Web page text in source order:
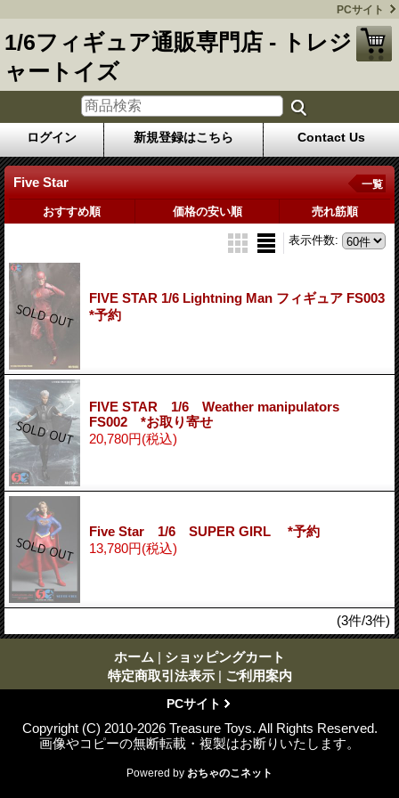
PCサイト
1/6フィギュア通販専門店 - トレジ
ャートイズ
ログイン 新規登録はこちら Contact Us
Five Star 一覧
おすすめ順 価格の安い順 売れ筋順
表示件数:
FIVE STAR 1/6 Lightning Man フィギュア FS003
*予約
FIVE STAR 1/6 Weather manipulators
FS002 *お取り寄せ
20,780円(税込)
Five Star 1/6 SUPER GIRL *予約
13,780円(税込)
(3件/3件)
ホーム | ショッピングカート
特定商取引法表示 | ご利用案内
PCサイト
Copyright (C) 2010-2026 Treasure Toys. All Rights Reserved.
画像やコピーの無断転載・複製はお断りいたします。
Powered by おちゃのこネット